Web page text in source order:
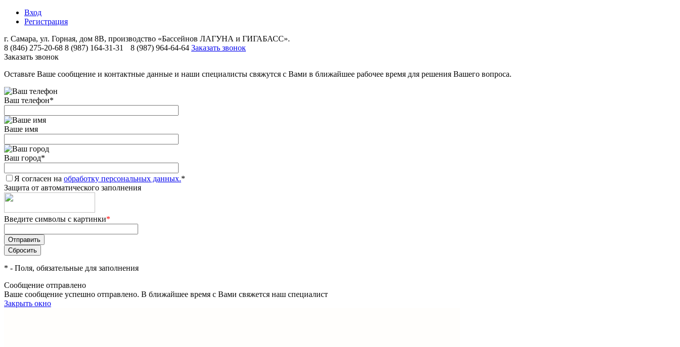
Вход
Регистрация
г. Самара, ул. Горная, дом 8В, производство «Бассейнов ЛАГУНА и ГИГАБАСС».
8 (846) 275-20-68 8 (987) 164-31-31 8 (987) 964-64-64 Заказать звонок
Заказать звонок
Оставьте Ваше сообщение и контактные данные и наши специалисты свяжутся с Вами в ближайшее рабочее время для решения Вашего вопроса.
Ваш телефон*
Ваше имя
Ваш город*
Я согласен на обработку персональных данных.*
Защита от автоматического заполнения
Введите символы с картинки*
* - Поля, обязательные для заполнения
Сообщение отправлено
Ваше сообщение успешно отправлено. В ближайшее время с Вами свяжется наш специалист
Закрыть окно